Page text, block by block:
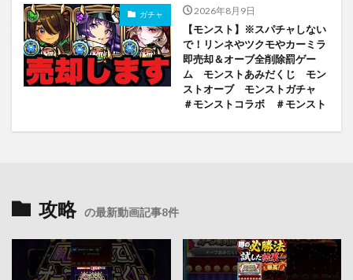
ガチャ 2026年8月9日
【モンスト】※スパチャしない
で！リンネやツクモやカーミラ
即売却＆オーブ全削除罰ゲー
ム モンストあみだくじ モン
ストオーブ モンストガチャ
＃モンストコラボ ＃モンスト
攻略 の最新動画記事8件